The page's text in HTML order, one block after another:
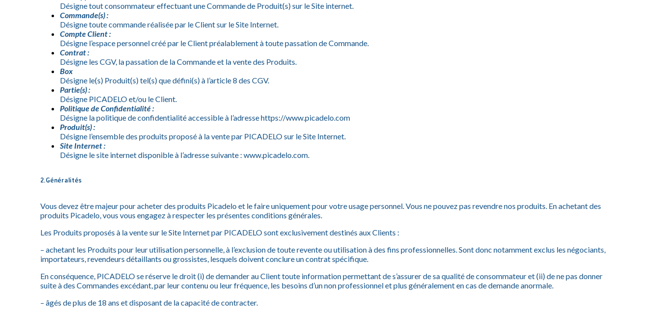
Désigne tout consommateur effectuant une Commande de Produit(s) sur le Site internet.
Commande(s) :
Désigne toute commande réalisée par le Client sur le Site Internet.
Compte Client :
Désigne l’espace personnel créé par le Client préalablement à toute passation de Commande.
Contrat :
Désigne les CGV, la passation de la Commande et la vente des Produits.
Box
Désigne le(s) Produit(s) tel(s) que défini(s) à l’article 8 des CGV.
Partie(s) :
Désigne PICADELO et/ou le Client.
Politique de Confidentialité :
Désigne la politique de confidentialité accessible à l’adressehttps://www.picadelo.com
Produit(s) :
Désigne l’ensemble des produits proposé à la vente par PICADELO sur le Site Internet.
Site Internet :
Désigne le site internet disponible à l’adresse suivante : www.picadelo.com
2.Généralités
Vous devez être majeur pour acheter des produits Picadelo et le faire uniquement pour votre usage personnel. Vous ne pouvez pas revendre nos produits. En achetant des
produits Picadelo, vous vous engagez à respecter les présentes conditions générales.
Les Produits proposés à la vente sur le Site Internet par PICADELO sont exclusivement destinés aux Clients :
– achetant les Produits pour leur utilisation personnelle, à l’exclusion de toute revente ou utilisation à des fins professionnelles. Sont donc notamment exclus les négociants,
importateurs, revendeurs détaillants ou grossistes, lesquels doivent conclure un contrat spécifique.
En conséquence, PICADELO se réserve le droit (i) de demander au Client toute information permettant de s’assurer de sa qualité de consommateur et (ii) de ne pas donner
suite à des Commandes excédant, par leur contenu ou leur fréquence, les besoins d’un non professionnel et plus généralement en cas de demande anormale.
– âgés de plus de 18 ans et disposant de la capacité de contracter.